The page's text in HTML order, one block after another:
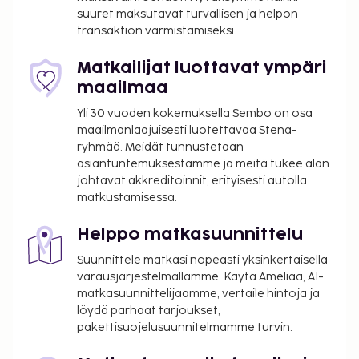
pysäköinti. Kokeile palveluihin kuuluvaa 2 ulkouima-
allasta. Hotellin tarjoamiin
harrastuksiin/mukavuuksiin kuuluu myös
vuokrattavat polkupyörät. Tämän hotellin
palveluihin kuuluu ilmainen langaton internetyhteys,
concierge-palvelut ja pelihalli/-huone. Tämä hotelli
tarjoaa asiakkailleen ravintolan. Palveluihin kuuluu
myös ympärivuorokautinen huonepalvelu. Päätä
päiväsi nauttimalla muutama drinkki baarissa.
Ilmainen buffetaamiainen tarjoillaan päivittäin klo
Vanhempien, jotka matkustavat alle 18-vuotiaan
lapsen kanssa, pitää esittää sisäänkirjautuessa
lapsen syntymätodistus ja kuvallinen
henkilöllisyystodistus (esimerkiksi passi). Jos
lapsen kanssa matkustaa Brasiliaan vain toinen
vanhemmista, hänellä tulee olla lapsen
suuret maksutavat turvallisen ja helpon
transaktion varmistamiseksi.
Matkailijat luottavat ympäri
maailmaa
Yli 30 vuoden kokemuksella Sembo on osa
maailmanlaajuisesti luotettavaa Stena-
ryhmää. Meidät tunnustetaan
asiantuntemuksestamme ja meitä tukee alan
johtavat akkreditoinnit, erityisesti autolla
matkustamisessa.
Helppo matkasuunnittelu
Suunnittele matkasi nopeasti yksinkertaisella
varausjärjestelmällämme. Käytä Ameliaa, AI-
matkasuunnittelijaamme, vertaile hintoja ja
löydä parhaat tarjoukset,
pakettisuojelusuunnitelmamme turvin.